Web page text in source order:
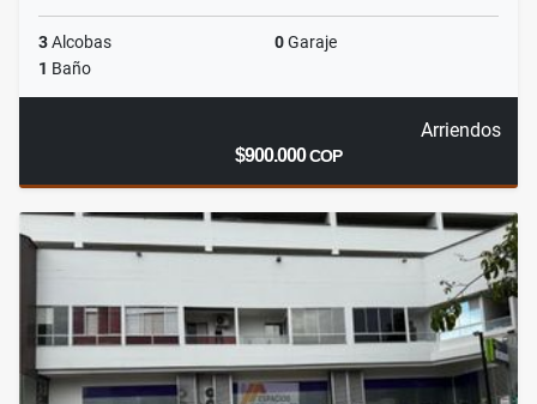
3Alcobas 0Garaje
1 Baño
Arriendos
$900.000COP